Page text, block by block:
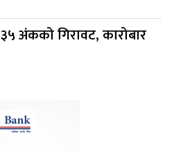
३५ अंकको गिरावट, कारोबार